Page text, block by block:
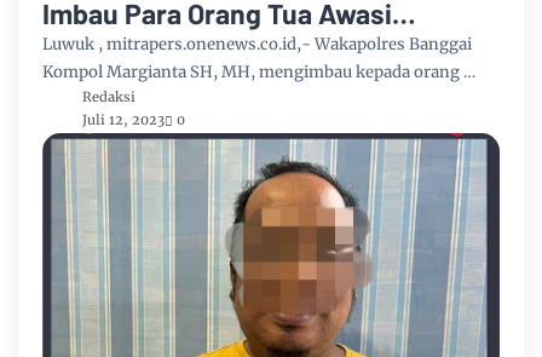
Imbau Para Orang Tua Awasi
Pergaulan Anaknya
Luwuk , mitrapers.onenews.co.id,- Wakapolres Banggai
Kompol Margianta SH, MH, mengimbau kepada orang …
Redaksi
Juli 12, 2023
0